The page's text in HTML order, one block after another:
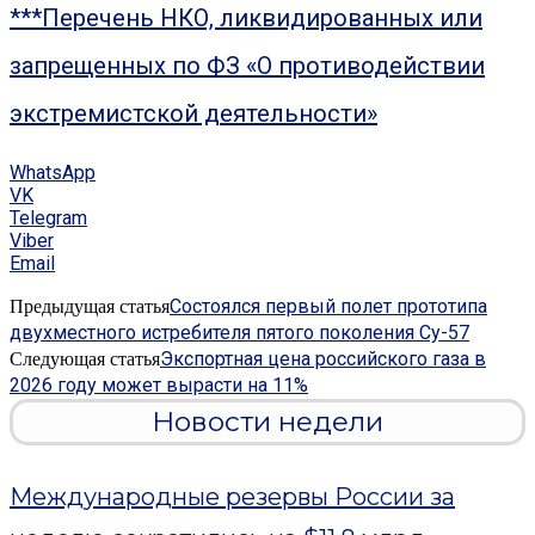
***Перечень НКО, ликвидированных или
запрещенных по ФЗ «О противодействии
экстремистской деятельности»
WhatsApp
VK
Telegram
Viber
Email
Предыдущая статьяСостоялся первый полет прототипа
двухместного истребителя пятого поколения Су-57
Следующая статьяЭкспортная цена российского газа в
2026 году может вырасти на 11%
Новости недели
Международные резервы России за